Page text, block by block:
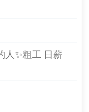
人✨粗工 日薪